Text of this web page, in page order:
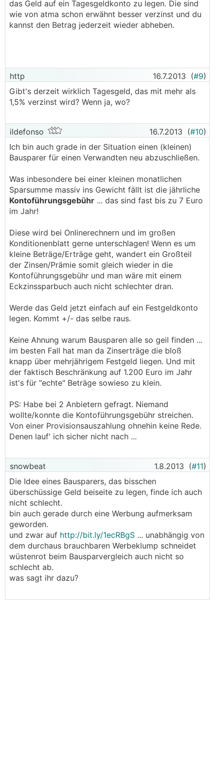
das Geld auf ein Tagesgeldkonto zu legen. Die sind
wie von atma schon erwähnt besser verzinst und du
kannst den Betrag jederzeit wieder abheben.
http 16.7.2013 (#9)
Gibt's derzeit wirklich Tagesgeld, das mit mehr als
1,5% verzinst wird? Wenn ja, wo?
ildefonso 16.7.2013 (#10)
Ich bin auch grade in der Situation einen (kleinen)
Bausparer für einen Verwandten neu abzuschließen.
Was inbesondere bei einer kleinen monatlichen
Sparsumme massiv ins Gewicht fällt ist die jährliche
Kontoführungsgebühr ... das sind fast bis zu 7 Euro
im Jahr!
Diese wird bei Onlinerechnern und im großen
Konditionenblatt gerne unterschlagen! Wenn es um
kleine Beträge/Erträge geht, wandert ein Großteil
der Zinsen/Prämie somit gleich wieder in die
Kontoführungsgebühr und man wäre mit einem
Eckzinssparbuch auch nicht schlechter dran.
Werde das Geld jetzt einfach auf ein Festgeldkonto
legen. Kommt +/- das selbe raus.
Keine Ahnung warum Bausparen alle so geil finden ...
im besten Fall hat man da Zinserträge die bloß
knapp über mehrjährigem Festgeld liegen. Und mit
der faktisch Beschränkung auf 1.200 Euro im Jahr
ist's für "echte" Beträge sowieso zu klein.
PS: Habe bei 2 Anbietern gefragt. Niemand
wollte/konnte die Kontoführungsgebühr streichen.
Von einer Provisionsauszahlung ohnehin keine Rede.
Denen lauf' ich sicher nicht nach ...
snowbeat 1.8.2013 (#11)
Die Idee eines Bausparers, das bisschen
überschüssige Geld beiseite zu legen, finde ich auch
nicht schlecht.
bin auch gerade durch eine Werbung aufmerksam
geworden.
und zwar auf http://bit.ly/1ecRBgS ... unabhängig von
dem durchaus brauchbaren Werbeklump schneidet
wüstenrot beim Bausparvergleich auch nicht so
schlecht ab.
was sagt ihr dazu?